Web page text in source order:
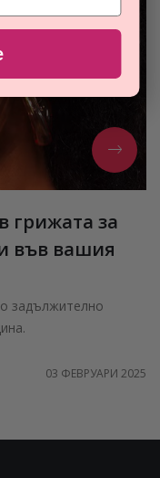
грижата за
във вашия
задължително
03 ФЕВРУАРИ 2025